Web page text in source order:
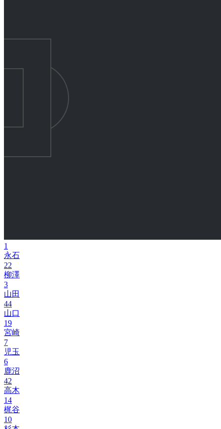
1
永石
22
柳澤
3
山田
44
山口
19
宮崎
7
児玉
6
鹿沼
42
高木
14
梶谷
10